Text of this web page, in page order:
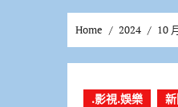
Home 2024 10
.影視.娛樂